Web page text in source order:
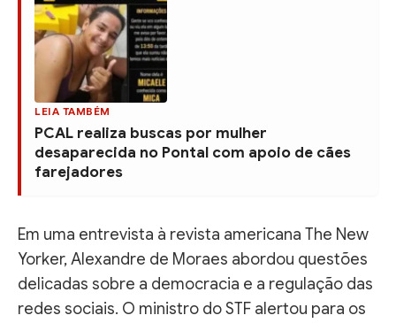
LEIA TAMBÉM
PCAL realiza buscas por mulher
desaparecida no Pontal com apoio de cães
farejadores
Em uma entrevista à revista americana The New
Yorker, Alexandre de Moraes abordou questões
delicadas sobre a democracia e a regulação das
redes sociais. O ministro do STF alertou para os